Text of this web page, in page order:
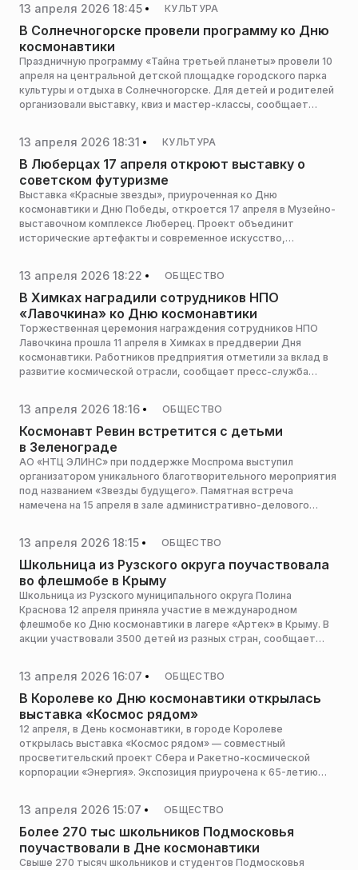
13 апреля 2026 18:45 КУЛЬТУРА
В Солнечногорске провели программу ко Дню
космонавтики
Праздничную программу «Тайна третьей планеты» провели 10
апреля на центральной детской площадке городского парка
культуры и отдыха в Солнечногорске. Для детей и родителей
организовали выставку, квиз и мастер-классы, сообщает
13 апреля 2026 18:31 КУЛЬТУРА
В Люберцах 17 апреля откроют выставку о
советском футуризме
Выставка «Красные звезды», приуроченная ко Дню
космонавтики и Дню Победы, откроется 17 апреля в Музейно-
выставочном комплексе Люберец. Проект объединит
исторические артефакты и современное искусство,
туризма Московской области.
13 апреля 2026 18:22 ОБЩЕСТВО
В Химках наградили сотрудников НПО
«Лавочкина» ко Дню космонавтики
Торжественная церемония награждения сотрудников НПО
Лавочкина прошла 11 апреля в Химках в преддверии Дня
космонавтики. Работников предприятия отметили за вклад в
развитие космической отрасли, сообщает пресс-служба
13 апреля 2026 18:16 ОБЩЕСТВО
Космонавт Ревин встретится с детьми
в Зеленограде
АО «НТЦ ЭЛИНС» при поддержке Моспрома выступил
организатором уникального благотворительного мероприятия
под названием «Звезды будущего». Памятная встреча
намечена на 15 апреля в зале административно-делового
с трудными жизненными обстоятельствами. Центральной
фигурой и почетным гостем станет прославленный земляк —
летчик-космонавт, Герой Российской Федерации Сергей
Николаевич Ревин, сообщили организаторы.
13 апреля 2026 18:15 ОБЩЕСТВО
Школьница из Рузского округа поучаствовала
во флешмобе в Крыму
Школьница из Рузского муниципального округа Полина
Краснова 12 апреля приняла участие в международном
флешмобе ко Дню космонавтики в лагере «Артек» в Крыму. В
акции участвовали 3500 детей из разных стран, сообщает
13 апреля 2026 16:07 ОБЩЕСТВО
В Королеве ко Дню космонавтики открылась
выставка «Космос рядом»
12 апреля, в День космонавтики, в городе Королеве
открылась выставка «Космос рядом» — совместный
просветительский проект Сбера и Ракетно-космической
корпорации «Энергия». Экспозиция приурочена к 65-летию
13 апреля 2026 15:07 ОБЩЕСТВО
Более 270 тыс школьников Подмосковья
поучаствовали в Дне космонавтики
Свыше 270 тысяч школьников и студентов Подмосковья